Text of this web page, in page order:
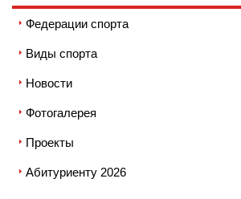
Федерации спорта
Виды спорта
Новости
Фотогалерея
Проекты
Абитуриенту 2026